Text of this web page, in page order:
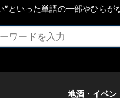
”といった単語の一部やひら
地酒・イベン